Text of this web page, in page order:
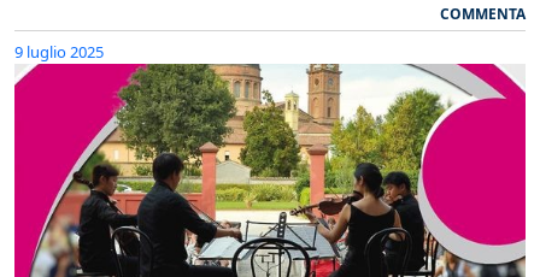
COMMENTA
9 luglio 2025